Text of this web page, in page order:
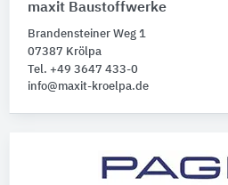
maxit Baustoffwerke
Brandensteiner Weg 1
07387 Krölpa
Tel. +49 3647 433-0
info@maxit-kroelpa.de